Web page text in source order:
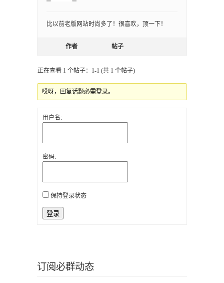
比以前老版网站时尚多了！很喜欢，顶一下！
作者 帖子
正在查看 1 个帖子：1-1 (共 1 个帖子)
哎呀，回复话题必需登录。
用户名:
密码:
保持登录状态
登录
订阅必群动态